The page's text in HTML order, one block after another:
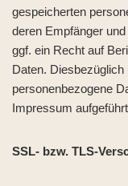
gespeicherten
deren Empfänger
ggf. ein Recht auf
Daten.
personenbezogene
Impressum
SSL- bzw. TLS-